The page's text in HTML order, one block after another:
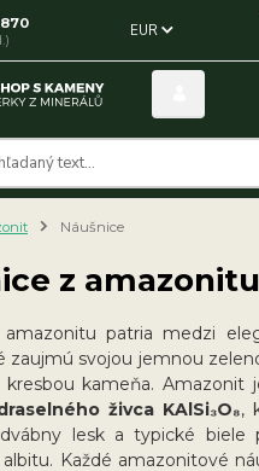
EUR
Náušnice
z amazonitu
amazonitu patria medzi
zaujmú svojou jemnou
kresbou kameňa. Amazonit
živca KAlSi₃O₈,
lesk a typické biele
Každé amazonitové